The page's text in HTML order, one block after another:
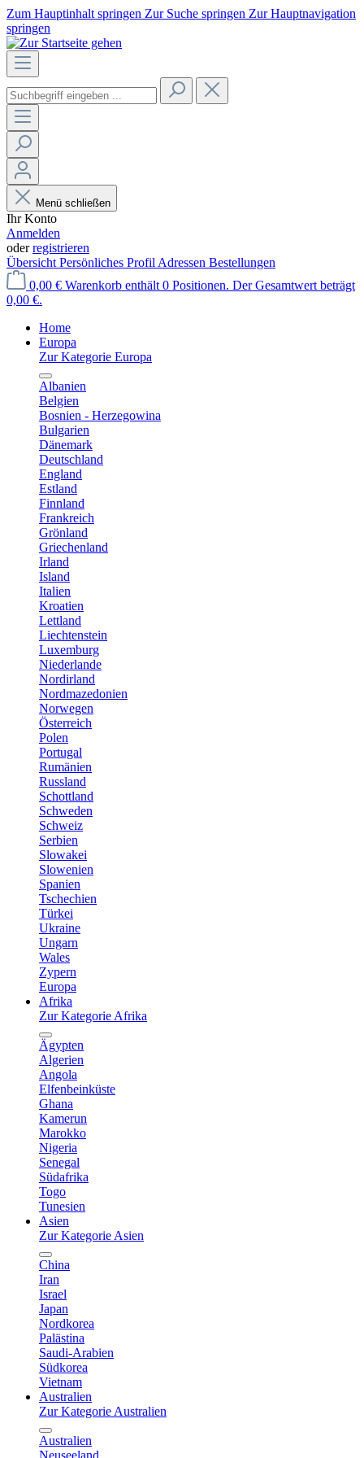
Zum Hauptinhalt springen Zur Suche springen Zur Hauptnavigation
springen
Menü schließen
Ihr Konto
Anmelden
oderregistrieren
Übersicht Persönliches Profil Adressen Bestellungen
0,00 € Warenkorb enthält 0 Positionen. Der Gesamtwert beträgt
0,00 €.
Home
Europa
Zur Kategorie Europa
Albanien
Belgien
Bosnien - Herzegowina
Bulgarien
Dänemark
Deutschland
England
Estland
Finnland
Frankreich
Grönland
Griechenland
Irland
Island
Italien
Kroatien
Lettland
Liechtenstein
Luxemburg
Niederlande
Nordirland
Nordmazedonien
Norwegen
Österreich
Polen
Portugal
Rumänien
Russland
Schottland
Schweden
Schweiz
Serbien
Slowakei
Slowenien
Spanien
Tschechien
Türkei
Ukraine
Ungarn
Wales
Zypern
Europa
Afrika
Zur Kategorie Afrika
Ägypten
Algerien
Angola
Elfenbeinküste
Ghana
Kamerun
Marokko
Nigeria
Senegal
Südafrika
Togo
Tunesien
Asien
Zur Kategorie Asien
China
Iran
Israel
Japan
Nordkorea
Palästina
Saudi-Arabien
Südkorea
Vietnam
Australien
Zur Kategorie Australien
Australien
Neuseeland